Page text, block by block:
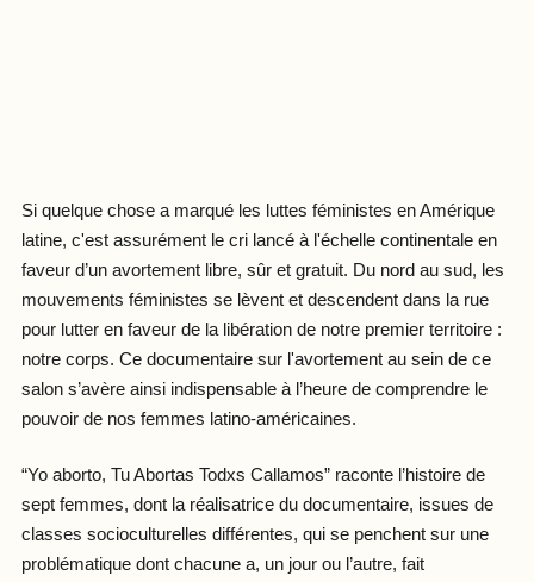
Si quelque chose a marqué les luttes féministes en Amérique
latine, c'est assurément le cri lancé à l'échelle continentale en
faveur d’un avortement libre, sûr et gratuit. Du nord au sud, les
mouvements féministes se lèvent et descendent dans la rue
pour lutter en faveur de la libération de notre premier territoire :
notre corps. Ce documentaire sur l'avortement au sein de ce
salon s’avère ainsi indispensable à l’heure de comprendre le
pouvoir de nos femmes latino-américaines.
“Yo aborto, Tu Abortas Todxs Callamos” raconte l’histoire de
sept femmes, dont la réalisatrice du documentaire, issues de
classes socioculturelles différentes, qui se penchent sur une
problématique dont chacune a, un jour ou l’autre, fait